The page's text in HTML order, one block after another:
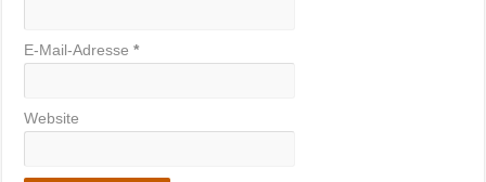
E-Mail-Adresse*
Website